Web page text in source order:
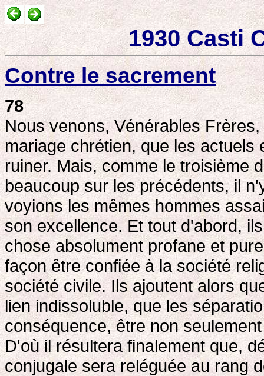
1930 Casti
Contre le sacrement
78
Nous venons, Vénérables
mariage chrétien, que les
ruiner. Mais, comme le troisième
beaucoup sur les précédents, il
voyions les mêmes hommes
son excellence. Et tout d'abord,
chose absolument profane et
façon être confiée à la société
société civile. Ils ajoutent alors
lien indissoluble, que les
conséquence, être non
D'où il résultera finalement que,
conjugale sera reléguée au rang